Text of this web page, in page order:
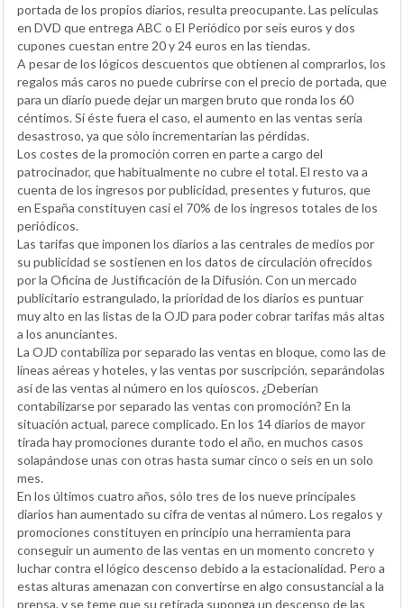
portada de los propios diarios, resulta preocupante. Las películas
en DVD que entrega ABC o El Periódico por seis euros y dos
cupones cuestan entre 20 y 24 euros en las tiendas.
A pesar de los lógicos descuentos que obtienen al comprarlos, los
regalos más caros no puede cubrirse con el precio de portada, que
para un diario puede dejar un margen bruto que ronda los 60
céntimos. Si éste fuera el caso, el aumento en las ventas sería
desastroso, ya que sólo incrementarían las pérdidas.
Los costes de la promoción corren en parte a cargo del
patrocinador, que habitualmente no cubre el total. El resto va a
cuenta de los ingresos por publicidad, presentes y futuros, que
en España constituyen casi el 70% de los ingresos totales de los
periódicos.
Las tarifas que imponen los diarios a las centrales de medios por
su publicidad se sostienen en los datos de circulación ofrecidos
por la Oficina de Justificación de la Difusión. Con un mercado
publicitario estrangulado, la prioridad de los diarios es puntuar
muy alto en las listas de la OJD para poder cobrar tarifas más altas
a los anunciantes.
La OJD contabiliza por separado las ventas en bloque, como las de
líneas aéreas y hoteles, y las ventas por suscripción, separándolas
así de las ventas al número en los quioscos. ¿Deberían
contabilizarse por separado las ventas con promoción? En la
situación actual, parece complicado. En los 14 diarios de mayor
tirada hay promociones durante todo el año, en muchos casos
solapándose unas con otras hasta sumar cinco o seis en un solo
mes.
En los últimos cuatro años, sólo tres de los nueve principales
diarios han aumentado su cifra de ventas al número. Los regalos y
promociones constituyen en principio una herramienta para
conseguir un aumento de las ventas en un momento concreto y
luchar contra el lógico descenso debido a la estacionalidad. Pero a
estas alturas amenazan con convertirse en algo consustancial a la
prensa, y se teme que su retirada suponga un descenso de las